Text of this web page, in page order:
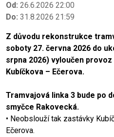
Od: 26.6.2026 22:00
Do: 31.8.2026 21:59
Z důvodu rekonstrukce
soboty 27. června 2026 do
srpna 2026) vyloučen
Kubíčkova – Ečerova.
Tramvajová linka 3 bude po
smyčce Rakovecká.
• Neobslouží tak zastávky
Ečerova.